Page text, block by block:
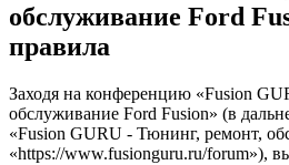
обслуживание Ford
правила
Заходя на конференцию «Fusion
обслуживание Ford Fusion» (в
«Fusion GURU - Тюнинг, ремонт,
«https://www.fusionguru.ru/forum»),